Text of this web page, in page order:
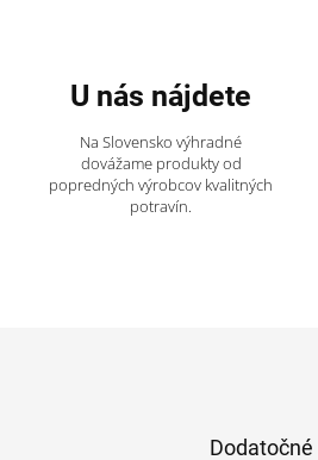
U nás nájdete
Na Slovensko výhradné
dovážame produkty od
popredných výrobcov kvalitných
potravín.